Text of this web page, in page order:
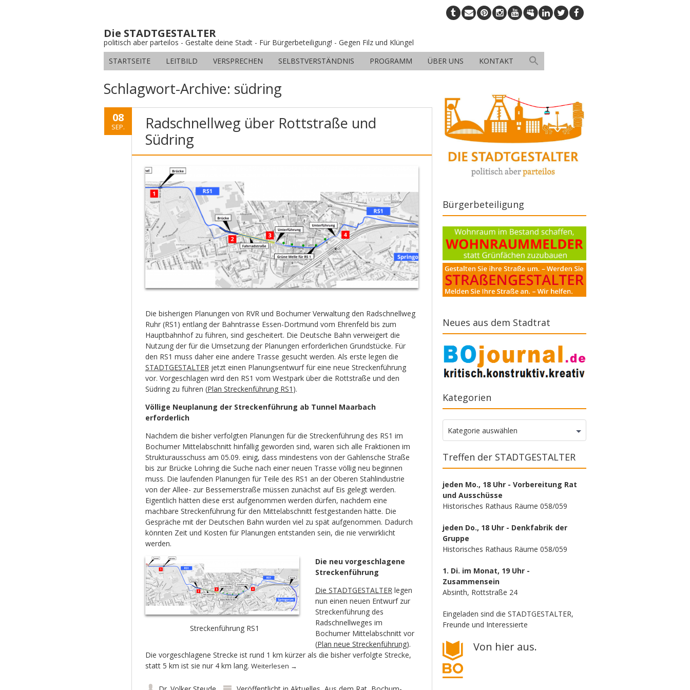
Die STADTGESTALTER
politisch aber parteilos - Gestalte deine Stadt - Für Bürgerbeteiligung! - Gegen Filz und Klüngel
STARTSEITE
LEITBILD VERSPRECHEN SELBSTVERSTÄNDNIS PROGRAMM ÜBER UNS KONTAKT
Schlagwort-Archive: südring
08
SEP.
Radschnellweg über Rottstraße und
Südring
Die bisherigen Planungen von RVR und Bochumer Verwaltung den Radschnellweg
Ruhr (RS1) entlang der Bahntrasse Essen-Dortmund vom Ehrenfeld bis zum
Hauptbahnhof zu führen, sind gescheitert. Die Deutsche Bahn verweigert die
Nutzung der für die Umsetzung der Planungen erforderlichen Grundstücke. Für
den RS1 muss daher eine andere Trasse gesucht werden. Als erste legen die
STADTGESTALTERjetzt einen Planungsentwurf für eine neue Streckenführung
vor. Vorgeschlagen wird den RS1 vom Westpark über die Rottstraße und den
Südring zu führen (Plan Streckenführung RS1 ).
Völlige Neuplanung der Streckenführung ab Tunnel Maarbach
erforderlich
Nachdem die bisher verfolgten Planungen für die Streckenführung des RS1 im
Bochumer Mittelabschnitt hinfällig geworden sind, waren sich alle Fraktionen im
Strukturausschuss am 05.09. einig, dass mindestens von der Gahlensche Straße
bis zur Brücke Lohring die Suche nach einer neuen Trasse völlig neu beginnen
muss. Die laufenden Planungen für Teile des RS1 an der Oberen Stahlindustrie
von der Allee- zur Bessemerstraße müssen zunächst auf Eis gelegt werden.
Eigentlich hätten diese erst aufgenommen werden dürfen, nachdem eine
machbare Streckenführung für den Mittelabschnitt festgestanden hätte. Die
Gespräche mit der Deutschen Bahn wurden viel zu spät aufgenommen. Dadurch
könnten Zeit und Kosten für Planungen entstanden sein, die nie verwirklicht
werden.
Streckenführung RS1
Die neu vorgeschlagene
Streckenführung
Die STADTGESTALTERlegen
nun einen neuen Entwurf zur
Streckenführung des
Radschnellweges im
Bochumer Mittelabschnitt vor
(Plan neue Streckenführung).
Die vorgeschlagene Strecke ist rund 1 km kürzer als die bisher verfolgte Strecke,
statt 5 km ist sie nur 4 km lang. Weiterlesen →
Bürgerbeteiligung
Neues aus dem Stadtrat
Kategorien
Kategorien
Kategorie auswählen
Treffen der STADTGESTALTER
jeden Mo., 18 Uhr - Vorbereitung Rat
und Ausschüsse
Historisches Rathaus Räume 058/059
jeden Do., 18 Uhr - Denkfabrik der
Gruppe
Historisches Rathaus Räume 058/059
1. Di. im Monat, 19 Uhr -
Zusammensein
Absinth, Rottstraße 24
Eingeladen sind die STADTGESTALTER,
Freunde und Interessierte
Von hier aus.